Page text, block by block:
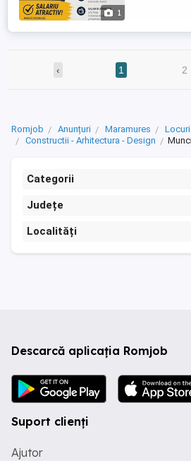
1
‹ 1 2
Romjob Anunțuri Maramures
Constructii - Arhitectura - Design
Categorii
Județe
Localități
Descarcă aplicația Romjob
Suport clienți
Ajutor